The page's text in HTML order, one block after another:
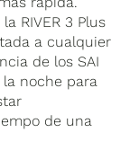
RIVER 3 Plus
a cualquier
de los SAI
noche para
de una